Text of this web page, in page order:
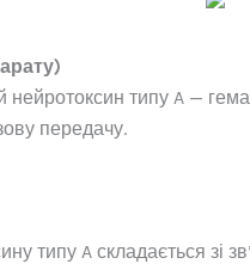
нейротоксин типу A —
передачу.
типу A складається